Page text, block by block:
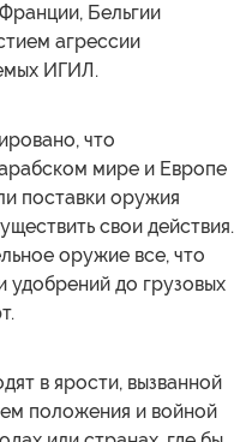
Бельгии
агрессии
ИГИЛ.
что
мире и Европе
поставки оружия
свои действия.
оружие все, что
до грузовых
в ярости, вызванной
положения и войной